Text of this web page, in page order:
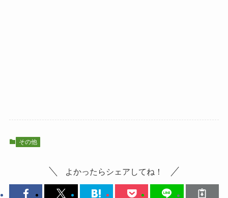
その他
よかったらシェアしてね！